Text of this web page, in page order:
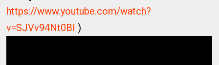
https://www.youtube.com/watch?
v=SJVv94Nt0BI )